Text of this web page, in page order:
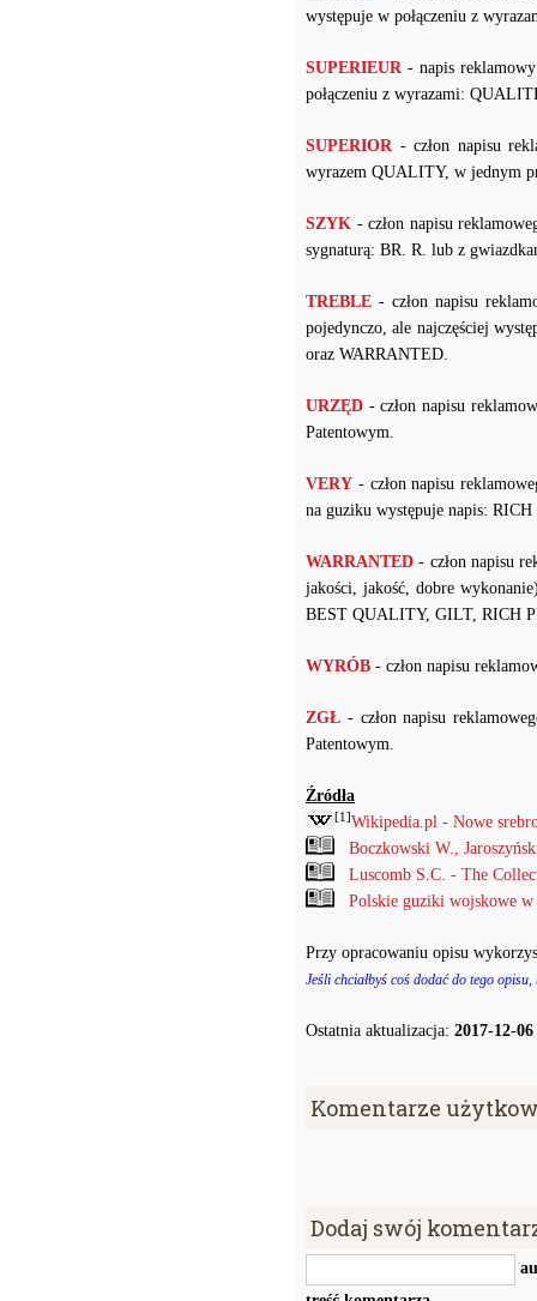
występuje w połączeniu z
SUPERIEUR- napis
połączeniu z wyrazami:
SUPERIOR- człon napisu
wyrazem QUALITY, w jednym
SZYK - człon napisu
sygnaturą: BR. R. lub z
TREBLE - człon napisu
pojedynczo, ale najczęściej
oraz WARRANTED.
URZĘD - człon napisu
Patentowym.
VERY - człon napisu
na guziku występuje napis:
WARRANTED - człon napisu
jakości, jakość, dobre
BEST QUALITY, GILT, RICH
WYRÓB - człon napisu
ZGŁ - człon napisu
Patentowym.
Źródła
[1]Wikipedia.pl - Nowe
Boczkowski W.,
Luscomb S.C. - The
Polskie guziki wojskowe
Przy opracowaniu opisu
Jeśli chciałbyś coś dodać do tego
Ostatnia aktualizacja: 2017-12-
Komentarze
Dodaj swój